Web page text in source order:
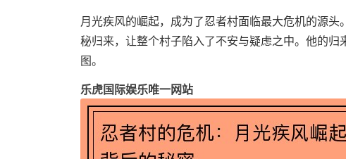
月光疾风的崛起，成为了忍者村面临最大危机的源
秘归来，让整个村子陷入了不安与疑虑之中。他的
图。
乐虎国际娱乐唯一网站